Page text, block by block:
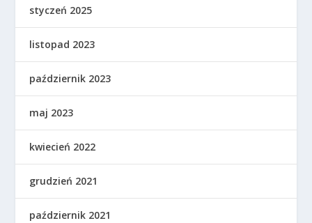
styczeń 2025
listopad 2023
październik 2023
maj 2023
kwiecień 2022
grudzień 2021
październik 2021